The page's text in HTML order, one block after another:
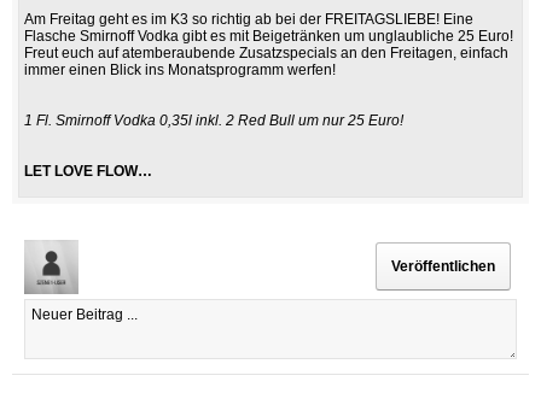
Am Freitag geht es im K3 so richtig ab bei der FREITAGSLIEBE! Eine
Flasche Smirnoff Vodka gibt es mit Beigetränken um unglaubliche 25 Euro!
Freut euch auf atemberaubende Zusatzspecials an den Freitagen, einfach
immer einen Blick ins Monatsprogramm werfen!
1 Fl. Smirnoff Vodka 0,35l inkl. 2 Red Bull um nur 25 Euro!
LET LOVE FLOW…